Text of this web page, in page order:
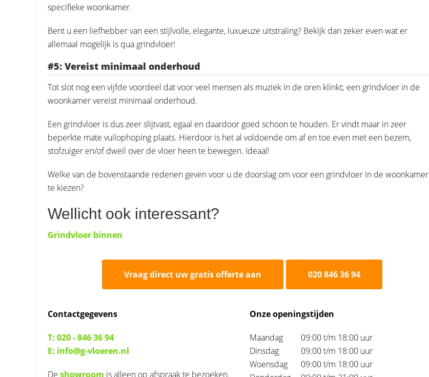
specifieke woonkamer.
Bent u een liefhebber van een stijlvolle, elegante, luxueuze uitstraling? Bekijk dan zeker even wat er
allemaal mogelijk is qua grindvloer!
#5: Vereist minimaal onderhoud
Tot slot nog een vijfde voordeel dat voor veel mensen als muziek in de oren klinkt; een grindvloer in de
woonkamer vereist minimaal onderhoud.
Een grindvloer is dus zeer slijtvast, egaal en daardoor goed schoon te houden. Er vindt maar in zeer
beperkte mate vuilophoping plaats. Hierdoor is het al voldoende om af en toe even met een bezem,
stofzuiger en/of dweil over de vloer heen te bewegen. Ideaal!
Welke van de bovenstaande redenen geven voor u de doorslag om voor een grindvloer in de woonkamer
te kiezen?
Wellicht ook interessant?
Grindvloer binnen
Vraag direct uw gratis offerte aan 020 846 36 94
Contactgegevens
T: 020 - 846 36 94
E: info@g-vloeren.nl
De showroom is alleen op afspraak te bezoeken.
Onze openingstijden
Maandag
09:00 t/m 18:00 uur
Dinsdag
09:00 t/m 18:00 uur
Woensdag
09:00 t/m 18:00 uur